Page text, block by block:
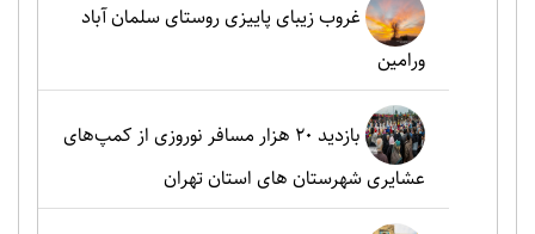
غروب زیبای پاییزی روستای سلمان آباد
ورامین
بازدید ۲۰ هزار مسافر نوروزی از کمپ‌های
عشایری شهرستان های استان تهران